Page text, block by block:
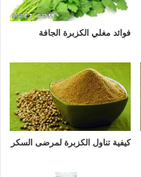
فوائد مغلي الكزبرة الجافة
كيفية تناول الكزبرة لمرضى السكر